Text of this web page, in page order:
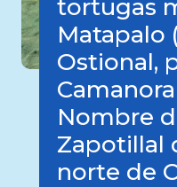
tortugas
Matapalo
Ostional,
Nombre
Zapotillal
norte de